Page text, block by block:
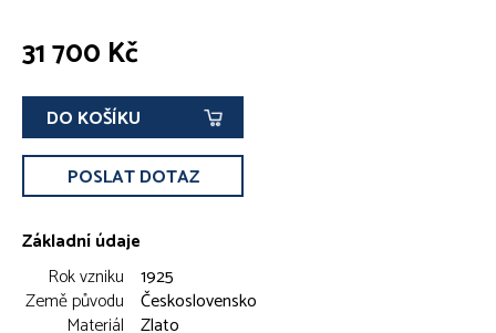
31 700 Kč
DO KOŠÍKU
POSLAT DOTAZ
Základní údaje
Rok vzniku 1925
Země původu Československo
Materiál Zlato